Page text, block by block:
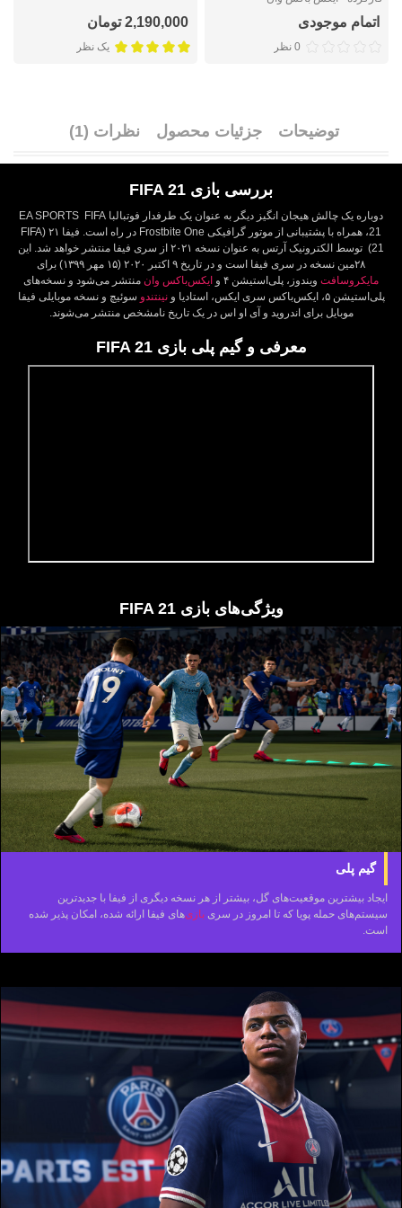
اتمام موجودی
0 نظر
2,190,000 تومان
یک نظر
توضیحات جزئیات محصول نظرات (1)
بررسی بازی FIFA 21
دوباره یک چالش هیجان انگیز دیگر به عنوان یک طرفدار فوتبالبا EA SPORTS FIFA
21، همراه با پشتیبانی از موتور گرافیکی Frostbite One در راه است. فیفا ۲۱ (FIFA
21) توسط الکترونیک آرتس به عنوان نسخه ٢۰٢١ از سری فیفا منتشر خواهد شد. این
۲۸مین نسخه در سری فیفا است و در تاریخ ۹ اکتبر ۲۰۲۰ (۱۵ مهر ۱۳۹۹) برای
مایکروسافت ویندوز، پلی‌استیشن ۴ و ایکس‌باکس وان منتشر می‌شود و نسخه‌های
پلی‌استیشن ۵، ایکس‌باکس سری ایکس، استادیا و
نینتندو سوئیچ و نسخه موبایلی فیفا
موبایل برای اندروید و آی او اس در یک تاریخ نامشخص منتشر می‌شوند.
معرفی و گیم پلی بازی FIFA 21
ویژگی‌های بازی FIFA 21
گیم پلی
ایجاد بیشترین موقعیت‌های گل، بیشتر از هر نسخه دیگری از فیفا با جدیدترین
سیستم‌های حمله پویا که تا امروز در سری بازی‌های فیفا ارائه شده، امکان پذیر شده
است.